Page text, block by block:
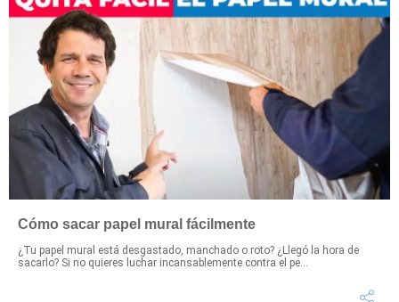
Cómo sacar papel mural fácilmente
¿Tu papel mural está desgastado, manchado o roto? ¿Llegó la hora de
sacarlo? Si no quieres luchar incansablemente contra el pe...